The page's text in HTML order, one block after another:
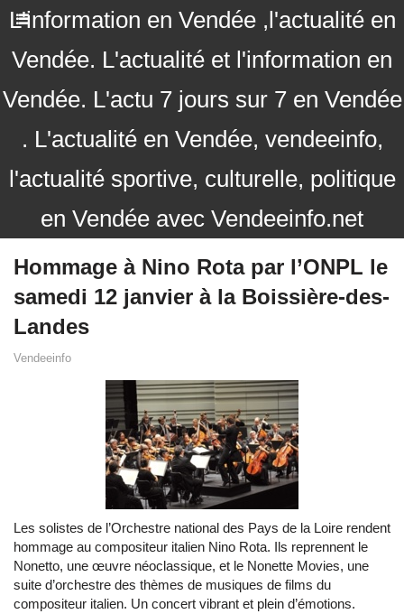
L'information en Vendée ,l'actualité en
Vendée. L'actualité et l'information en
Vendée. L'actu 7 jours sur 7 en Vendée
. L'actualité en Vendée, vendeeinfo,
l'actualité sportive, culturelle, politique
en Vendée avec Vendeeinfo.net
Hommage à Nino Rota par l’ONPL le
samedi 12 janvier à la Boissière-des-
Landes
Vendeeinfo
Les solistes de l’Orchestre national des Pays de la Loire rendent
hommage au compositeur italien Nino Rota. Ils reprennent le
Nonetto, une œuvre néoclassique, et le Nonette Movies, une
suite d’orchestre des thèmes de musiques de films du
compositeur italien. Un concert vibrant et plein d’émotions.